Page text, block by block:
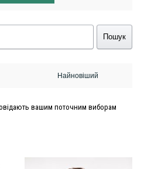
Пошук
вашим поточним виборам